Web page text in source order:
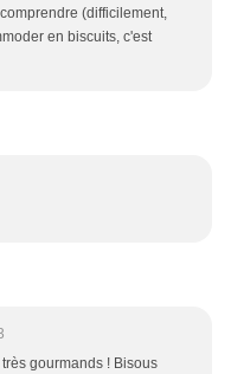
(difficilement,
en biscuits, c'est
gourmands ! Bisous